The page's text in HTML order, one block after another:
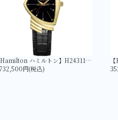
【Hamilton ハミルトン】H24311730 ベンチュラ Quartz Gold | LIMITED EDITION
円(税込)